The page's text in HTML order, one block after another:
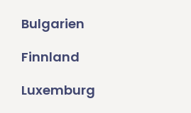
Bulgarien
Finnland
Luxemburg